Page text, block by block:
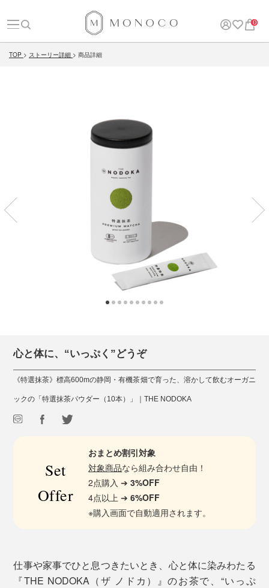
0
TOP ストーリー詳細 商品詳細
心と体に、“いっぷく”どうぞ
《特選抹茶》標高600mの静岡・有機茶畑で育った、溶かして飲むオーガニ
ックの「特選抹茶パウダー（10本）」｜THE NODOKA
Set
Offer
おまとめ割引対象
対象商品なら組み合わせ自由！
2点購入 ➔3%OFF
4点以上 ➔6%OFF
※購入画面で自動適用されます。
仕事や家事でひと息つきたいとき、心と体に染みわたる
『THE NODOKA（ザ ノドカ）』のお茶で、“いっぷ